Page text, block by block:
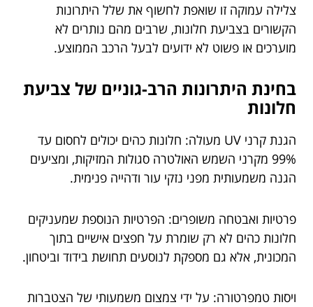
צלילה עמוקה זו שואפת לחשוף את שלל היתרונות
הקשורים בצביעת חלונות, שרבים מהם נותרים לא
מוערכים או פשוט לא ידועים לבעל הרכב הממוצע.
בחינת היתרונות הרב-גוניים של צביעת
חלונות
הגנת קרני UV מעולה: חלונות כהים יכולים לחסום עד
99% מקרני השמש האולטרה סגולות המזיקות, ומציעים
הגנה משמעותית מפני נזקי עור ודהייה פנימית.
פרטיות ואבטחה משופרים: הפרטיות הנוספת שמעניקים
חלונות כהים לא רק שומרת על חפצים אישיים בתוך
המכונית, אלא גם מספקת לנוסעים תחושת בידוד וביטחון.
ויסות טמפרטורה: על ידי צמצום משמעותי של הצטברות